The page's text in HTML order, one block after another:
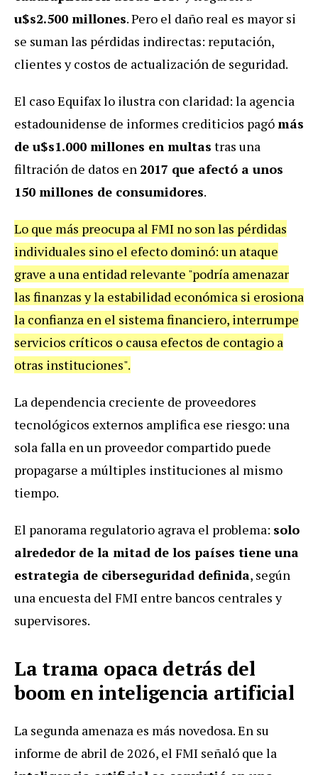
u$s2.500 millones. Pero el daño real es mayor si
se suman las pérdidas indirectas: reputación,
clientes y costos de actualización de seguridad.
El caso Equifax lo ilustra con claridad: la agencia
estadounidense de informes crediticios pagómás
de u$s1.000 millones en multas tras una
filtración de datos en 2017 que afectó a unos
150 millones de consumidores.
Lo que más preocupa al FMI no son las pérdidas
individuales sino el efecto dominó: un ataque
grave a una entidad relevante "podría amenazar
las finanzas y la estabilidad económica si erosiona
la confianza en el sistema financiero, interrumpe
servicios críticos o causa efectos de contagio a
otras instituciones".
La dependencia creciente de proveedores
tecnológicos externos amplifica ese riesgo: una
sola falla en un proveedor compartido puede
propagarse a múltiples instituciones al mismo
tiempo.
El panorama regulatorio agrava el problema: solo
alrededor de la mitad de los países tiene una
estrategia de ciberseguridad definida, según
una encuesta del FMI entre bancos centrales y
supervisores.
La trama opaca detrás del
boom en inteligencia artificial
La segunda amenaza es más novedosa. En su
informe de abril de 2026, el FMI señaló que la